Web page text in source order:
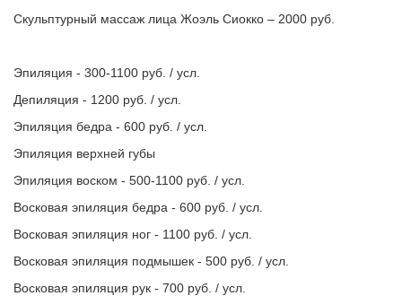
Скульптурный массаж лица Жоэль Сиокко – 2000 руб.
Эпиляция - 300-1100 руб. / усл.
Депиляция - 1200 руб. / усл.
Эпиляция бедра - 600 руб. / усл.
Эпиляция верхней губы
Эпиляция воском - 500-1100 руб. / усл.
Восковая эпиляция бедра - 600 руб. / усл.
Восковая эпиляция ног - 1100 руб. / усл.
Восковая эпиляция подмышек - 500 руб. / усл.
Восковая эпиляция рук - 700 руб. / усл.